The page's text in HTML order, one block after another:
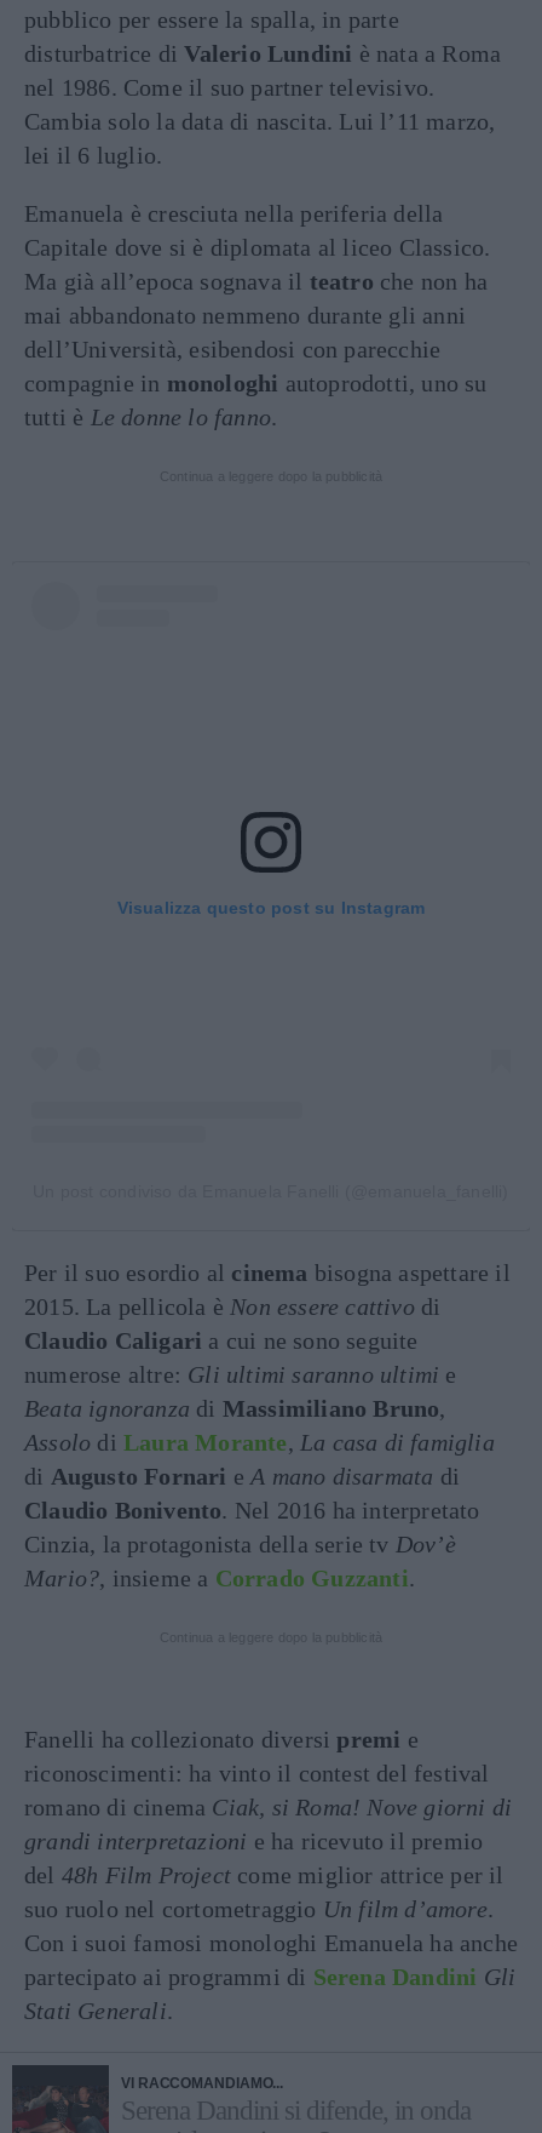
pubblico per essere la spalla, in parte
disturbatrice diValerio Lundini è nata a Roma
nel 1986. Come il suo partner televisivo.
Cambia solo la data di nascita. Lui l’11 marzo,
lei il 6 luglio.
Emanuela è cresciuta nella periferia della
Capitale dove si è diplomata al liceo Classico.
Ma già all’epoca sognava il teatro che non ha
mai abbandonato nemmeno durante gli anni
dell’Università, esibendosi con parecchie
compagnie in monologhi autoprodotti, uno su
tutti è Le donne lo fanno.
Visualizza questo post su Instagram
Per il suo esordio al cinema bisogna aspettare il
2015. La pellicola è Non essere cattivo di
Claudio Caligari a cui ne sono seguite
numerose altre: Gli ultimi saranno ultimi e
Beata ignoranza di Massimiliano Bruno,
Assolo diLaura Morante, La casa di famiglia
di Augusto Fornari eA mano disarmata di
Claudio Bonivento. Nel 2016 ha interpretato
Cinzia, la protagonista della serie tv Dov’è
Mario?, insieme a Corrado Guzzanti.
Fanelli ha collezionato diversipremi e
riconoscimenti: ha vinto il contest del festival
romano di cinema Ciak, si Roma! Nove giorni di
grandi interpretazioni e ha ricevuto il premio
del 48h Film Project come miglior attrice per il
suo ruolo nel cortometraggio Un film d’amore.
Con i suoi famosi monologhi Emanuela ha anche
partecipato ai programmi di Serena Dandini Gli
Stati Generali.
VI RACCOMANDIAMO...
Serena Dandini si difende, in onda